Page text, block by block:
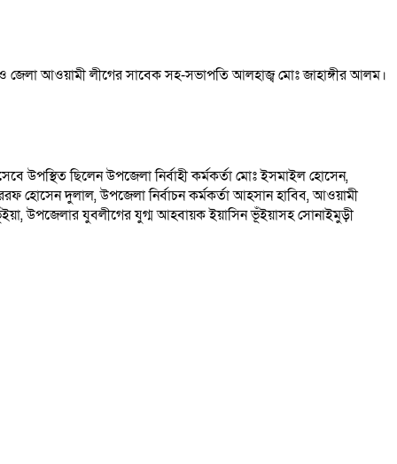
ও জেলা আওয়ামী লীগের সাবেক সহ-সভাপতি আলহাজ্ব মোঃ জাহাঙ্গীর আলম।
উপস্থিত ছিলেন উপজেলা নির্বাহী কর্মকর্তা মোঃ ইসমাইল হোসেন,
হোসেন দুলাল, উপজেলা নির্বাচন কর্মকর্তা আহসান হাবিব, আওয়ামী
ভূঁইয়া, উপজেলার যুবলীগের যুগ্ম আহবায়ক ইয়াসিন ভূঁইয়াসহ সোনাইমুড়ী